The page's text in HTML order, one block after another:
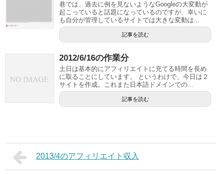
巷では、過去に例を見ないようなGoogleの大変動が
起こっていると話題になっているのですが、幸いに
も自分が管理しているサイトでは大きな変動は...
記事を読む
2012/6/16の作業分
土日は基本的にアフィリエイトに充てる時間を長め
に取ることにしています。 というわけで、今日は２
サイトを作成。これまた日本語ドメインでの...
記事を読む
2013/4のアフィリエイト収入